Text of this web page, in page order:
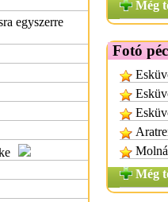
egyszerre
Még
Fotó
Még